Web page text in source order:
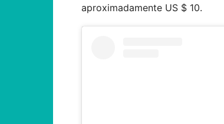
aproximadamente US $ 10.